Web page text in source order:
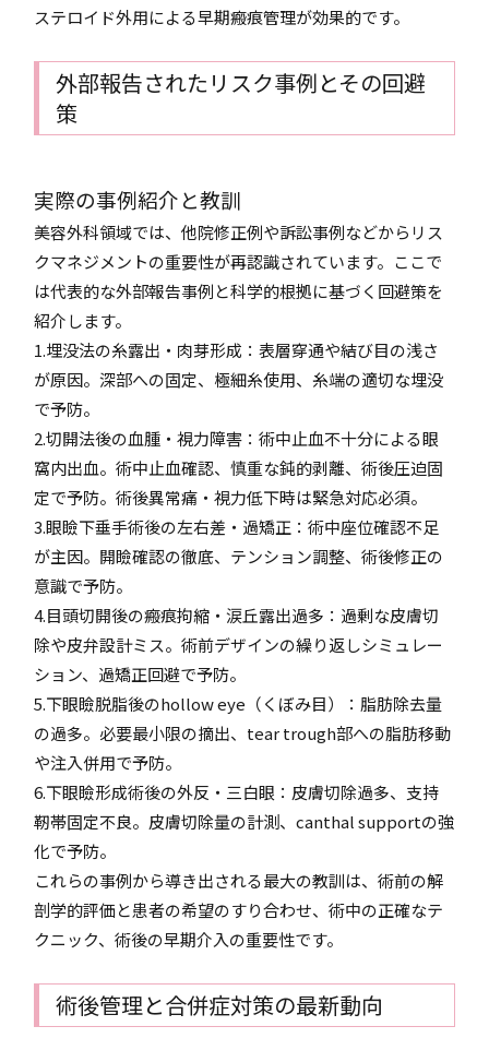
ステロイド外用による早期瘢痕管理が効果的です。
外部報告されたリスク事例とその回避
策
実際の事例紹介と教訓
美容外科領域では、他院修正例や訴訟事例などからリス
クマネジメントの重要性が再認識されています。ここで
は代表的な外部報告事例と科学的根拠に基づく回避策を
紹介します。
1.埋没法の糸露出・肉芽形成：表層穿通や結び目の浅さ
が原因。深部への固定、極細糸使用、糸端の適切な埋没
で予防。
2.切開法後の血腫・視力障害：術中止血不十分による眼
窩内出血。術中止血確認、慎重な鈍的剥離、術後圧迫固
定で予防。術後異常痛・視力低下時は緊急対応必須。
3.眼瞼下垂手術後の左右差・過矯正：術中座位確認不足
が主因。開瞼確認の徹底、テンション調整、術後修正の
意識で予防。
4.目頭切開後の瘢痕拘縮・涙丘露出過多：過剰な皮膚切
除や皮弁設計ミス。術前デザインの繰り返しシミュレー
ション、過矯正回避で予防。
5.下眼瞼脱脂後のhollow eye（くぼみ目）：脂肪除去量
の過多。必要最小限の摘出、tear trough部への脂肪移動
や注入併用で予防。
6.下眼瞼形成術後の外反・三白眼：皮膚切除過多、支持
靭帯固定不良。皮膚切除量の計測、canthal supportの強
化で予防。
これらの事例から導き出される最大の教訓は、術前の解
剖学的評価と患者の希望のすり合わせ、術中の正確なテ
クニック、術後の早期介入の重要性です。
術後管理と合併症対策の最新動向